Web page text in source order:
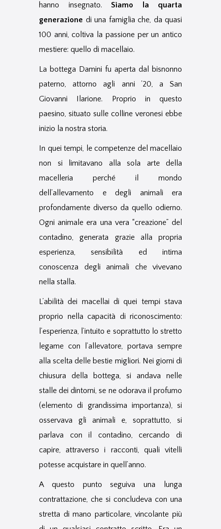
hanno insegnato. Siamo la quarta
generazione di una famiglia che, da quasi
100 anni, coltiva la passione per un antico
mestiere: quello di macellaio.
La bottega Damini fu aperta dal bisnonno
paterno, attorno agli anni ’20, a San
Giovanni Ilarione. Proprio in questo
paesino, situato sulle colline veronesi ebbe
inizio la nostra storia.
In quei tempi, le competenze del macellaio
non si limitavano alla sola arte della
macelleria perché il mondo
dell’allevamento e degli animali era
profondamente diverso da quello odierno.
Ogni animale era una vera “creazione” del
contadino, generata grazie alla propria
esperienza, sensibilità ed intima
conoscenza degli animali che vivevano
nella stalla.
L’abilità dei macellai di quei tempi stava
proprio nella capacità di riconoscimento:
l’esperienza, l’intuito e soprattutto lo stretto
legame con l’allevatore, portava sempre
alla scelta delle bestie migliori. Nei giorni di
chiusura della bottega, si andava nelle
stalle dei dintorni, se ne odorava il profumo
(elemento di grandissima importanza), si
osservava gli animali e, soprattutto, si
parlava con il contadino, cercando di
capire, attraverso i racconti, quali vitelli
potesse acquistare in quell’anno.
A questo punto seguiva una lunga
contrattazione, che si concludeva con una
stretta di mano particolare, vincolante più